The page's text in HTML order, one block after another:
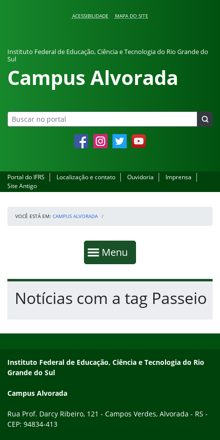
ACESSIBILIDADE MAPA DO SITE
Instituto Federal de Educação, Ciência e Tecnologia do Rio Grande do
Sul
Campus Alvorada
FacebookInstagramTwitter YouTube
Portal do IFRS Localização e contato Ouvidoria
Imprensa
Site Antigo
VOCÊ ESTÁ EM: CAMPUS ALVORADA
Mostrar
Menu
Fim da navegação
Início do conteúdo
Notícias com a tag Passeio
Endereço
Instituto Federal de Educação, Ciência e Tecnologia do Rio
Grande do Sul
Campus Alvorada
Rua Prof. Darcy Ribeiro, 121 - Campos Verdes, Alvorada - RS -
CEP: 94834-413